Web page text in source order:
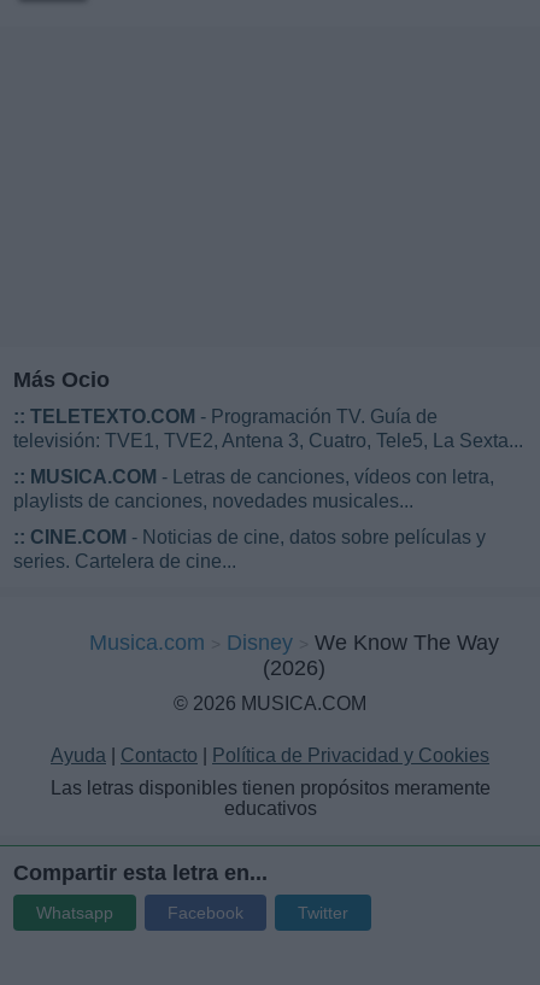
Más Ocio
:: TELETEXTO.COM - Programación TV. Guía de
televisión: TVE1, TVE2, Antena 3, Cuatro, Tele5, La Sexta...
:: MUSICA.COM - Letras de canciones, vídeos con letra,
playlists de canciones, novedades musicales...
:: CINE.COM - Noticias de cine, datos sobre películas y
series. Cartelera de cine...
Musica.com Disney
We Know The Way
(2026)
© 2026 MUSICA.COM
Ayuda Contacto
Política de Privacidad y Cookies
Las letras disponibles tienen propósitos meramente
educativos
Compartir esta letra en...
Whatsapp Facebook Twitter